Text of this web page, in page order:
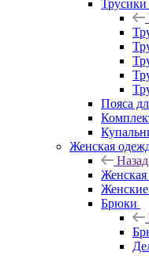
Трусики
Пояса
Женская
Назад
Женская
Брюки